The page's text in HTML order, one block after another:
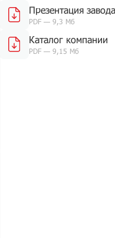
Презентация завода
PDF — 9,3 Мб
Каталог компании
PDF — 9,15 Мб